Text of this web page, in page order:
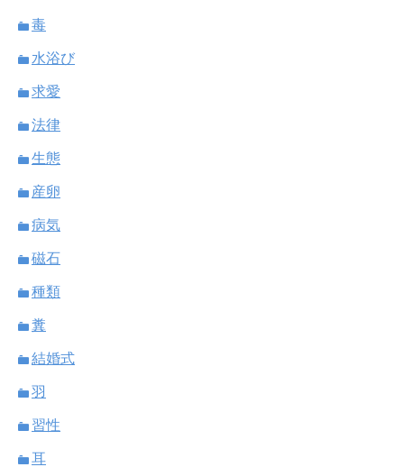
毒
水浴び
求愛
法律
生態
産卵
病気
磁石
種類
糞
結婚式
羽
習性
耳